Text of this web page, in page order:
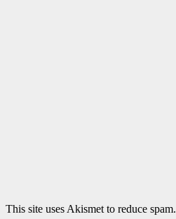
This site uses Akismet to reduce spam.